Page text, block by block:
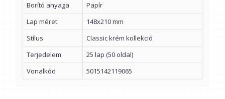
Borító anyaga
Papír
Lap méret
148x210 mm
Stílus
Classic krém kollekció
Terjedelem
25 lap (50 oldal)
Vonalkód
5015142119065